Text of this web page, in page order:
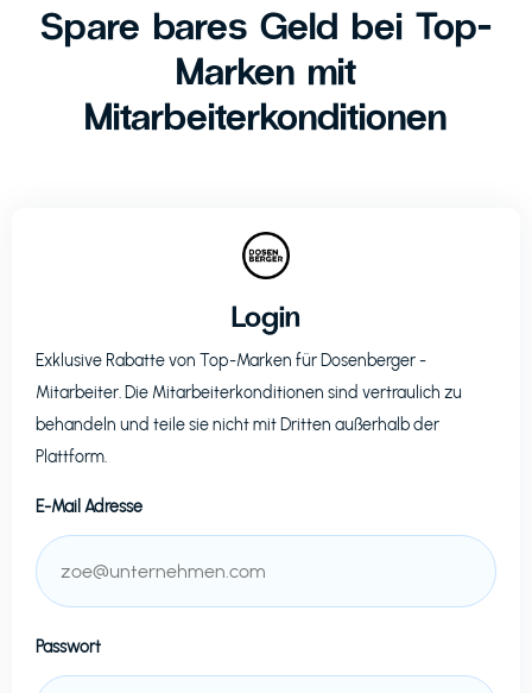
Spare bares Geld bei Top-
Marken mit
Mitarbeiterkonditionen
Login
Exklusive Rabatte von Top-Marken für Dosenberger-
Mitarbeiter. Die Mitarbeiterkonditionen sind vertraulich zu
behandeln und teile sie nicht mit Dritten außerhalb der
Plattform.
E-Mail Adresse
Passwort